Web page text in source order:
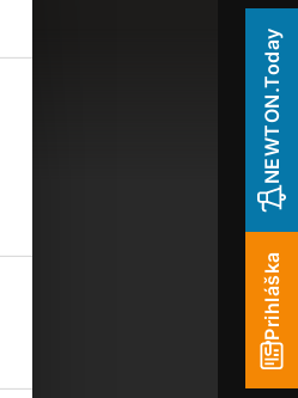
Prihláška
NEWTON.Today